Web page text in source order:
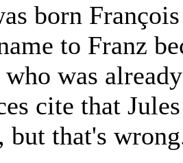
born
to Franz
was
cite that
but that's